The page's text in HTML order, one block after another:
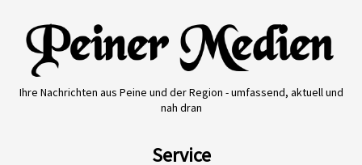
Ihre Nachrichten aus Peine und der Region - umfassend, aktuell und
nah dran
Service